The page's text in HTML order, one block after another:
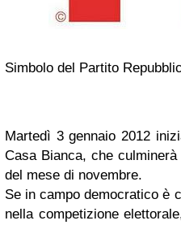
Simbolo del Partito
Martedì 3 gennaio 2012
Casa Bianca, che
del mese di novembre.
Se in campo democratico è
nella competizione